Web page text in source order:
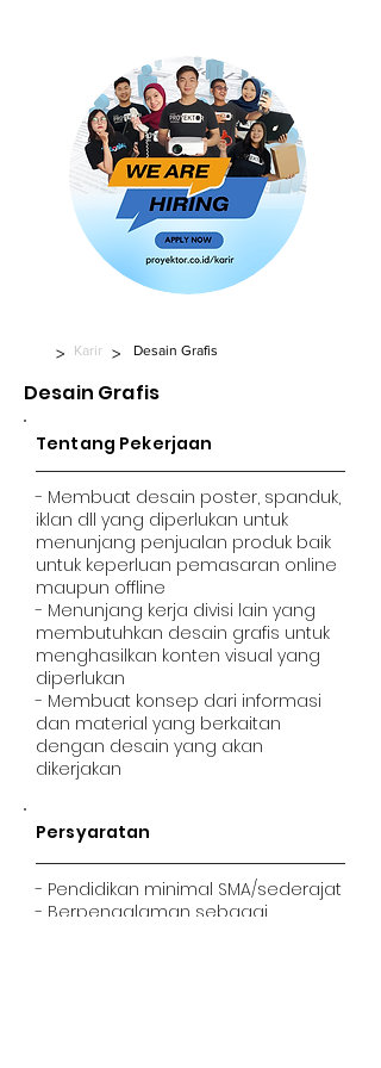
> Karir > Desain Grafis
Desain Grafis
Tentang Pekerjaan
- Membuat desain poster, spanduk,
iklan dll yang diperlukan untuk
menunjang penjualan produk baik
untuk keperluan pemasaran online
maupun offline
- Menunjang kerja divisi lain yang
membutuhkan desain grafis untuk
menghasilkan konten visual yang
diperlukan
- Membuat konsep dari informasi
dan material yang berkaitan
dengan desain yang akan
dikerjakan
Persyaratan
- Pendidikan minimal SMA/sederajat
- Berpengalaman sebagai